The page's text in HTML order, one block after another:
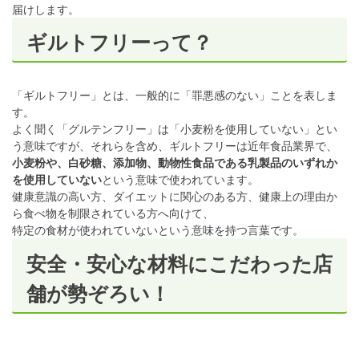
届けします。
ギルトフリーって？
「ギルトフリー」とは、一般的に「罪悪感のない」ことを表しま
す。
よく聞く「グルテンフリー」は「小麦粉を使用していない」とい
う意味ですが、それらを含め、ギルトフリーは近年食品業界で、
小麦粉や、白砂糖、添加物、動物性食品である乳製品のいずれか
を使用していないという意味で使われています。
健康意識の高い方、ダイエットに関心のある方、健康上の理由か
ら食べ物を制限されている方へ向けて、
特定の食材が使われていないという意味を持つ言葉です。
安全・安心な材料にこだわった店
舗が勢ぞろい！